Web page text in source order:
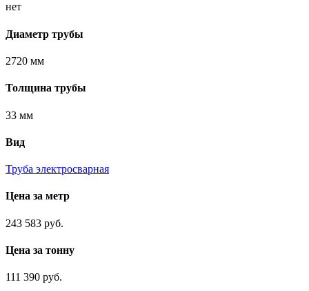
нет
Диаметр трубы
2720 мм
Толщина трубы
33 мм
Вид
Труба электросварная
Цена за метр
243 583 руб.
Цена за тонну
111 390 руб.